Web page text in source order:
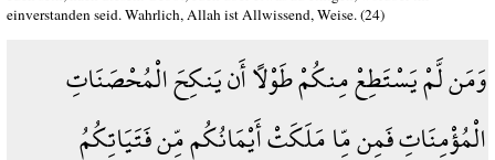
einverstanden seid. Wahrlich, Allah ist Allwissend, Weise. (24)
وَمَن لَّمْ يَسْتَطِعْ مِنكُمْ طَوْلاً أَن يَنكِحَ الْمُحْصَنَاتِ
الْمُؤْمِنَاتِ فَمِن مِّا مَلَكَتْ أَيْمَانُكُم مِّن فَتَيَاتِكُمُ